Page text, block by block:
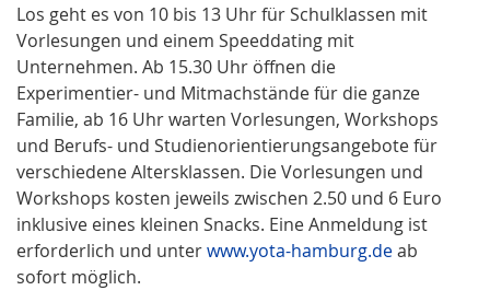
Los geht es von 10 bis 13 Uhr für Schulklassen mit
Vorlesungen und einem Speeddating mit
Unternehmen. Ab 15.30 Uhr öffnen die
Experimentier- und Mitmachstände für die ganze
Familie, ab 16 Uhr warten Vorlesungen, Workshops
und Berufs- und Studienorientierungsangebote für
verschiedene Altersklassen. Die Vorlesungen und
Workshops kosten jeweils zwischen 2.50 und 6 Euro
inklusive eines kleinen Snacks. Eine Anmeldung ist
erforderlich und unterwww.yota-hamburg.deab
sofort möglich.